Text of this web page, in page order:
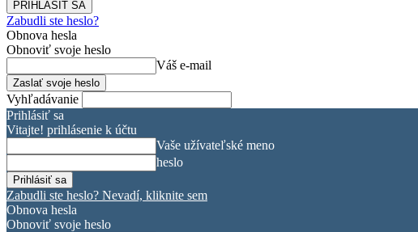
Zabudli ste heslo?
Obnova hesla
Obnoviť svoje heslo
Váš e-mail
Vyhľadávanie
Prihlásiť sa
Vitajte! prihlásenie k účtu
Vaše užívateľské meno
heslo
Zabudli ste heslo? Nevadí, kliknite sem
Obnova hesla
Obnoviť svoje heslo